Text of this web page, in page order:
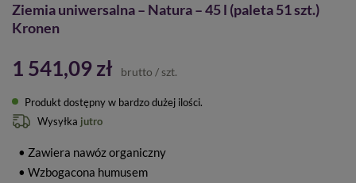
Ziemia uniwersalna – Natura – 45 l (paleta 51 szt.)
Kronen
1 541,09 zł brutto / szt.
Produkt dostępny w bardzo dużej ilości
Wysyłka jutro
• Zawiera nawóz organiczny
• Wzbogacona humusem